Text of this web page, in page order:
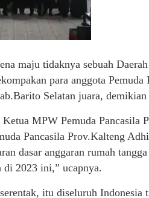
maju tidaknya sebuah
para anggota
Selatan juara,
Ketua MPW Pemuda
Pancasila Prov.Kalteng
dasar anggaran rumah
di 2023 ini,” ucapnya.
itu diseluruh